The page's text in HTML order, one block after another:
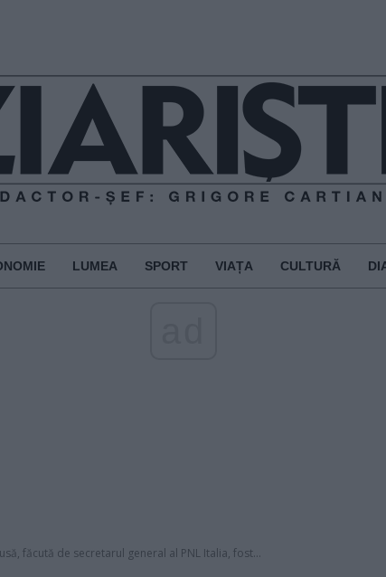
LUMEA SPORT VIAȚA CULTURĂ
făcută de secretarul general al PNL Italia, fost...